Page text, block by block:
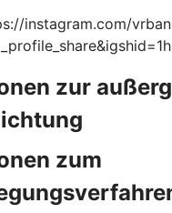
instagram.com/
zur
zum